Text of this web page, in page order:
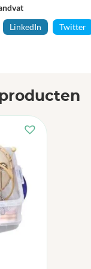
LinkedIn Twitter